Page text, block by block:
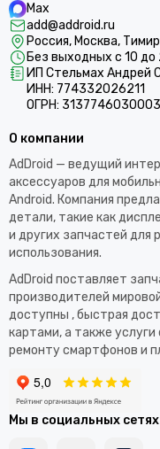
Max
add@addroid.ru
Россия, Москва,
Без выходных с 10 до
ИП Стельмах Андрей
ИНН: 774332026211
ОГРН:
О компании
AdDroid — ведущий
аксессуаров для
Android. Компания
детали, такие как
и других запчастей для
использования.​
AdDroid поставляет
производителей
доступны , быстрая
картами, а также
ремонту смартфонов и
Мы в социальных сетях